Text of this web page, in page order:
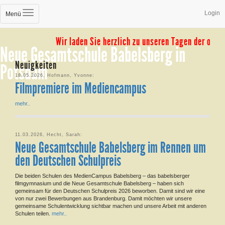
Menü Login
Neue Gesamtschule Babelsberg in
Potsdam
Wir laden Sie herzlich zu unseren Tagen der
Neuigkeiten
18.05.2026, Hofmann, Yvonne:
Filmpremiere im Mediencampus
mehr..
11.03.2026, Hecht, Sarah:
Neue Gesamtschule Babelsberg im Rennen um
den Deutschen Schulpreis
Die beiden Schulen des MedienCampus Babelsberg – das babelsberger
filmgymnasium und die Neue Gesamtschule Babelsberg – haben sich
gemeinsam für den Deutschen Schulpreis 2026 beworben. Damit sind wir eine
von nur zwei Bewerbungen aus Brandenburg. Damit möchten wir unsere
gemeinsame Schulentwicklung sichtbar machen und unsere Arbeit mit anderen
Schulen teilen. mehr..